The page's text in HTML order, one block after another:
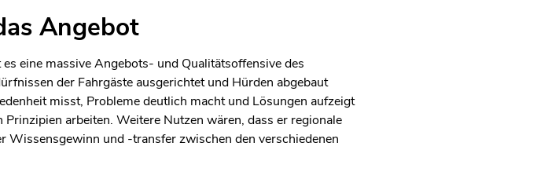
Angebot
eine massive Angebots- und Qualitätsoffensive des
der Fahrgäste ausgerichtet und Hürden abgebaut
misst, Probleme deutlich macht und Lösungen aufzeigt
arbeiten. Weitere Nutzen wären, dass er regionale
und -transfer zwischen den verschiedenen